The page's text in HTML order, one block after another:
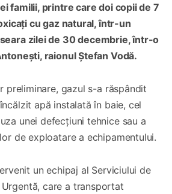
familii, printre care doi copii de 7
cu gaz natural, într-un
zilei de 30 decembrie, într-o
raionul Ștefan Vodă.
preliminare, gazul s-a răspândit
apă instalată în baie, cel
unei defecțiuni tehnice sau a
de exploatare a echipamentului.
un echipaj al Serviciului de
care a transportat